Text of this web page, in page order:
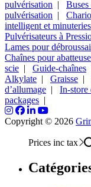
pulvérisation | Buses
pulvérisation |
intelligent et minuteries
Pulvérisateurs à
Lames pour
Chaînes pour
scie | Guide-chaînes
Alkylate | Graisse |
d’allumage | In-store
packages |
Copyright © 2026
Prices inc tax